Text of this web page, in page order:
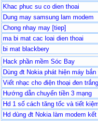
Khac phuc su co dien thoai
Dung may samsung lam modem
Chong nhay may [tiep]
ma bi mat cac loai dien thoai
bi mat blackbery
Hack phần mềm Sóc Bay
Dùng đt Nokia phát hiện máy
Viết nhạc cho điện thoại đen trắng
Hướng dẫn chuyển tiền 3 mạng
Hd 1 số cách tăng tốc và tiết
Hd dùng đt Nokia làm modem